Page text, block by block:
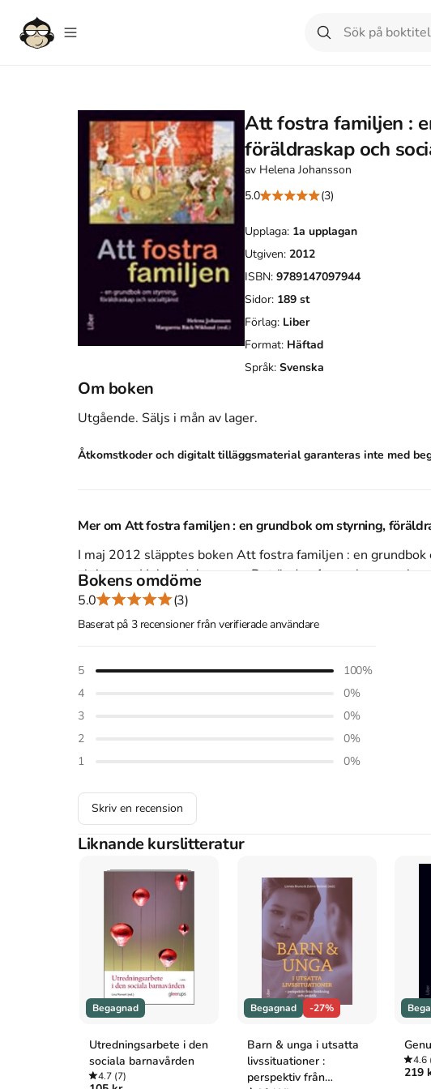
Att fostra familjen :
föräldraskap och
av Helena Johansson
5.0
(3)
Upplaga: 1a upplagan
Utgiven: 2012
ISBN: 9789147097944
Sidor: 189 st
Förlag: Liber
Format: Häftad
Språk: Svenska
Om boken
Utgående. Säljs i mån av lager.
Åtkomstkoder och digitalt tilläggsmaterial garanteras inte med
Mer om Att fostra familjen : en grundbok om styrning,
I maj 2012 släpptes boken Att fostra familjen : en
skriven avHelena Johansson Det är den 1a upplagan av
består av 189 sidor
Köp bokenAtt fostra familjen : en grundbok om styrning,
Referera tillAtt fostra familjen : en grundbok om styrning,
Johansson, H. (2012).
Att fostra familjen : en grundbok om styrning,
Liber.
Oxford
Att fostra familjen : en grundbok om styrning,
2012).
APA
Johansson, H. (2012).Att fostra familjen : en grundbok om styrning,
Liber.
Johansson H. Att fostra familjen : en grundbok om styrning,
Bokens omdöme
5.0 (3)
Baserat på 3 recensioner från verifierade användare
5 100%
4
0%
3
0%
2
0%
1
0%
Skriv en recension
Liknande kurslitteratur
Begagnad
Utredningsarbete i den
sociala barnavården
4.7 (7)
Begagnad -27%
Barn & unga i utsatta
livssituationer :
perspektiv från
4.6
219